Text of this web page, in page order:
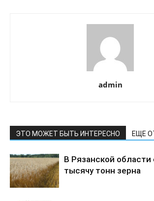
admin
ЭТО МОЖЕТ БЫТЬ ИНТЕРЕСНО ЕЩЕ
В Рязанской области
тысячу тонн зерна